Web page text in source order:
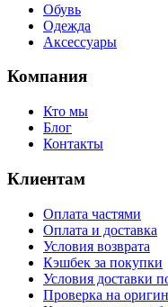
Обувь
Одежда
Аксессуары
Компания
Кто мы
Блог
Контакты
Клиентам
Оплата частями
Оплата и доставка
Условия возврата
Кэшбек за покупки
Условия доставки
Проверка на